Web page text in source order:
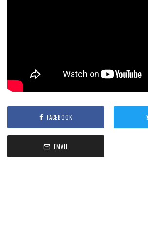
FACEBOOK
EMAIL